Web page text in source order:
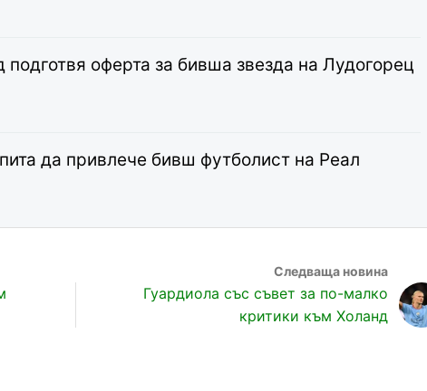
оферта за бивша звезда на Лудогорец
да привлече бивш футболист на Реал
Гуардиола със съвет за по-малко
критики към Холанд